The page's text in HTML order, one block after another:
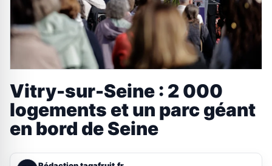
Vitry-sur-Seine : 2 000
logements et un parc géant
en bord de Seine